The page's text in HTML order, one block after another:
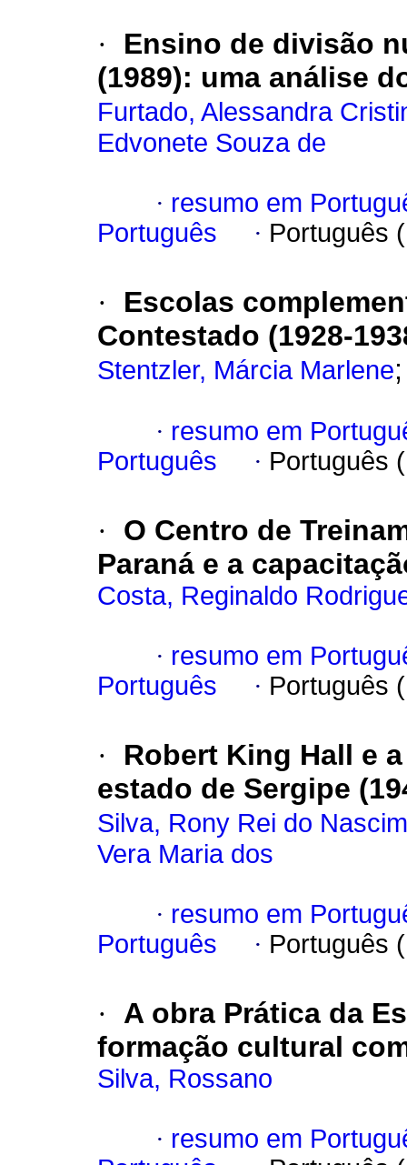
·
Ensino de divisão
(1989): uma análise
Furtado, Alessandra
Edvonete Souza de
· resumo em
Português
· Português
·
Escolas
Contestado (1928-
Stentzler, Márcia Marlene
· resumo em
Português
· Português
·
O Centro de
Paraná e a
Costa, Reginaldo
· resumo em
Português
· Português
·
Robert King Hall e
estado de Sergipe
Silva, Rony Rei do
Vera Maria dos
· resumo em
Português
· Português
·
A obra Prática da
formação cultural
Silva, Rossano
· resumo em